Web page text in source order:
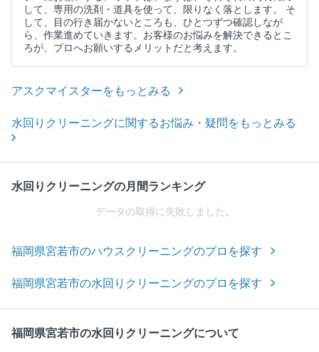
して、専用の洗剤・道具を使って、限りなく落とします。 そ
して、目の行き届かないところも、ひとつずつ確認しなが
ら、作業進めていきます。お客様のお悩みを解決できるとこ
ろが、プロへお願いするメリットだと考えます。
アスクマイスターをもっとみる
水回りクリーニングに関するお悩み・疑問をもっとみる
水回りクリーニングの月間ランキング
データの取得に失敗しました。
福岡県宮若市のハウスクリーニングのプロを探す
福岡県宮若市の水回りクリーニングのプロを探す
福岡県宮若市の水回りクリーニングについて